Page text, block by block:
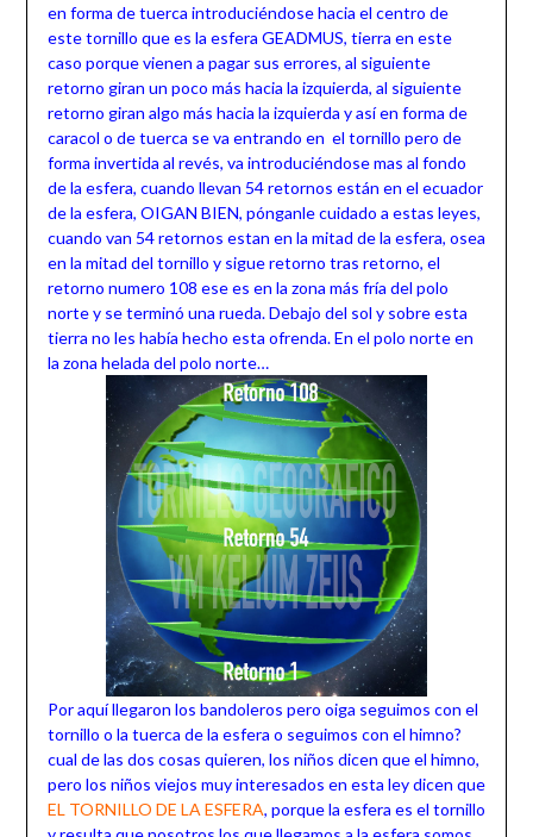
en forma de tuerca introduciéndose hacia el centro de
este tornillo que es la esfera GEADMUS, tierra en este
caso porque vienen a pagar sus errores, al siguiente
retorno giran un poco más hacia la izquierda, al siguiente
retorno giran algo más hacia la izquierda y así en forma de
caracol o de tuerca se va entrando en el tornillo pero de
forma invertida al revés, va introduciéndose mas al fondo
de la esfera, cuando llevan 54 retornos están en el ecuador
de la esfera, OIGAN BIEN, pónganle cuidado a estas leyes,
cuando van 54 retornos estan en la mitad de la esfera, osea
en la mitad del tornillo y sigue retorno tras retorno, el
retorno numero 108 ese es en la zona más fría del polo
norte y se terminó una rueda. Debajo del sol y sobre esta
tierra no les había hecho esta ofrenda. En el polo norte en
la zona helada del polo norte…
Por aquí llegaron los bandoleros pero oiga seguimos con el
tornillo o la tuerca de la esfera o seguimos con el himno?
cual de las dos cosas quieren, los niños dicen que el himno,
pero los niños viejos muy interesados en esta ley dicen que
EL TORNILLO DE LA ESFERA, porque la esfera es el tornillo